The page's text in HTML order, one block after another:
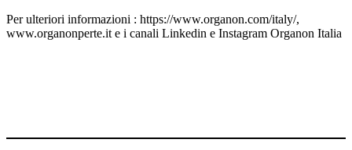
Per ulteriori informazioni : https://www.organon.com/italy/,
www.organonperte.it e i canali Linkedin e Instagram Organon Italia